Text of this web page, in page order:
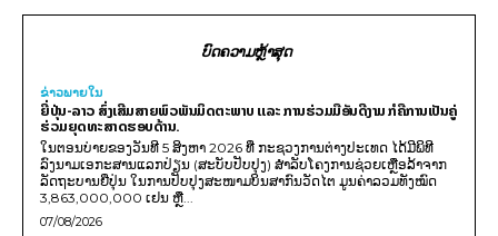
ບົດຄວາມຫຼ້າສຸດ
ຂ່າວພາຍ​ໃນ
ຍີ່ປຸ່ນ-ລາວ ສົ່ງເສີມສາຍພົວພັນມິດຕະພາບ ແລະ ການຮ່ວມມືອັນດີງາມ ກໍຄືການເປັນຄູ່
ຮ່ວມຍຸດທະສາດຮອບດ້ານ.
ໃນຕອນບ່າຍຂອງວັນທີ 5 ສິງຫາ 2026 ທີ່ ກະຊວງການຕ່າງປະເທດ ໄດ້ມີພິທີ
ລົງນາມເອກະສານແລກປ່ຽນ (ສະບັບປັບປຸງ) ສໍາລັບໂຄງການຊ່ວຍເຫຼືອລ້າຈາກ
ລັດຖະບານຍີ່ປຸ່ນ ໃນການປັບປຸງສະໜາມບິນສາກົນວັດໄຕ ມູນຄ່າລວມທັງໝົດ
3,863,000,000 ເຢນ ຫຼື...
07/08/2026